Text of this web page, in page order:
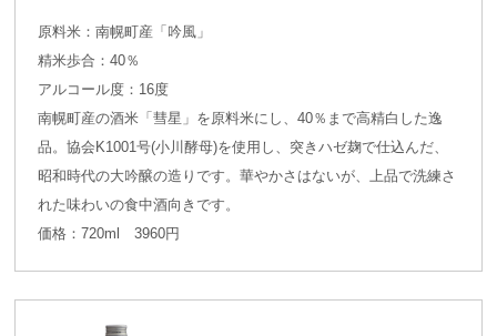
原料米：南幌町産「吟風」
精米歩合：40％
アルコール度：16度
南幌町産の酒米「彗星」を原料米にし、40％まで高精白した逸
品。協会K1001号(小川酵母)を使用し、突きハゼ麹で仕込んだ、
昭和時代の大吟醸の造りです。華やかさはないが、上品で洗練さ
れた味わいの食中酒向きです。
価格：720ml 3960円